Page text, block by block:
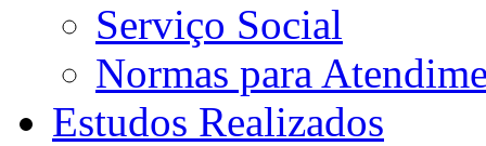
Serviço Social
Normas para
Estudos Realizados